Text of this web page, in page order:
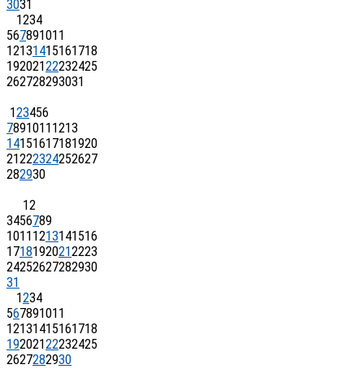
3031
1234
567891011
12131415161718
19202122232425
262728293031
123456
7891011 1213
14151617181920
21222324252627
282930
12
3456789
1011 1213141516
17181920212223
24252627282930
31
1234
567891011
12131415161718
19202122232425
2627282930